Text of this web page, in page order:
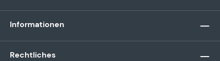
Informationen
Rechtliches